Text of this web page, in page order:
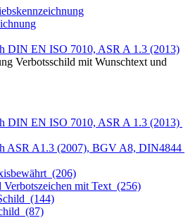
DIN EN ISO 7010, ASR A 1.3 (2013)
Verbotsschild mit Wunschtext und
DIN EN ISO 7010, ASR A 1.3 (2013)
ASR A1.3 (2007), BGV A8, DIN4844
(206)
Verbotszeichen mit Text (256)
(144)
(87)